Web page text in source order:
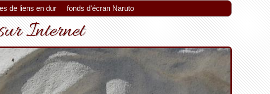
de liens en dur fonds d'écran Naruto
Internet